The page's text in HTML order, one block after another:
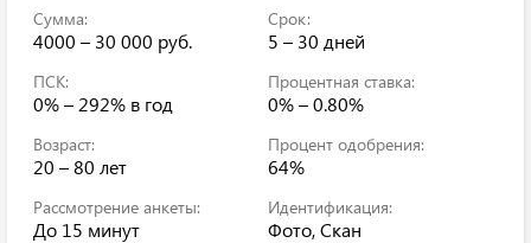
Сумма:
4000 – 30 000 руб.
Срок:
5 – 30 дней
ПСК:
0% – 292% в год
Процентная ставка:
0% – 0.80%
Возраст:
20 – 80 лет
Процент одобрения:
64%
Рассмотрение анкеты:
До 15 минут
Идентификация:
Фото, Скан